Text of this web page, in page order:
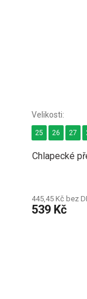
Chlapecké
445,45 Kč bez
539 Kč
25 26 27